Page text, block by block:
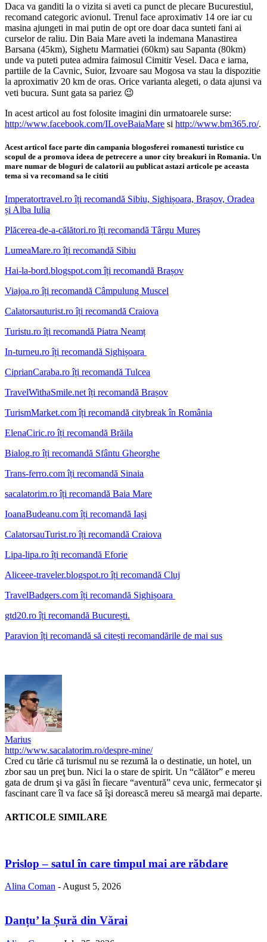
Daca va ganditi la o vizita si aveti ca punct de plecare Bucurestiul,
recomand categoric avionul. Trenul face aproximativ 14 ore iar cu
masina ajungeti in mai putin de opt ore doar daca sunteti fani ai
curselor de raliu. Din Baia Mare aveti la indemana Manastirea
Barsana (45km), Sighetu Marmatiei (60km) sau Sapanta (80km)
unde va puteti putea admira faimosul Cimitir Vesel. Daca e iarna,
partiile de la Cavnic, Suior, Izvoare sau Mogosa va stau la dispozitie
la aproximativ 20 km de oras. Orice varianta alegeti, o data ajunsi va
veti bucura. Sunt gata sa pariez 😉
In acest articol au fost folosite imagini din urmatoarele surse:
http://www.facebook.com/ILoveBaiaMare si http://www.bm365.ro/.
Acest articol face parte din campania blogosferei romanesti turistice cu
scopul de a promova ideea de petrecere a unor city breakuri in Romania. Un
mare numar de bloguri de calatorii au publicat astazi articole pe aceasta
tema si va recomand sa le cititi
Imperatortravel.ro îți recomandă Sibiu, Sighișoara, Brașov, Oradea
și Alba Iulia
Plăcerea-de-a-călători.ro îți recomandă Târgu Mureș
LumeaMare.ro îți recomandă Sibiu
Hai-la-bord.blogspot.com îți recomandă Brașov
Viajoa.ro îți recomandă Câmpulung Muscel
Calatorsauturist.ro îți recomandă Craiova
Turistu.ro îți recomandă Piatra Neamț
In-turneu.ro îți recomandă Sighișoara
CiprianCaraba.ro îți recomandă Tulcea
TravelWithaSmile.net îți recomandă Brașov
TurismMarket.com îți recomandă citybreak în România
ElenaCiric.ro îți recomandă Brăila
Bialog.ro îți recomandă Sfântu Gheorghe
Trans-ferro.com îți recomandă Sinaia
sacalatorim.ro îți recomandă Baia Mare
IoanaBudeanu.com îți recomandă Iași
CalatorsauTurist.ro îți recomandă Craiova
Lipa-lipa.ro îți recomandă Eforie
Aliceee-traveler.blogspot.ro îți recomandă Cluj
TravelBadgers.com îți recomandă Sighișoara
gtd20.ro îți recomandă București.
Paravion îți recomandă să citești recomandările de mai sus
Marius
http://www.sacalatorim.ro/despre-mine/
Cred cu tărie că turismul nu se rezumă la o destinatie, un hotel, un
zbor sau un preţ bun. Nici la o stare de spirit. Un “călător” e mereu
gata de drum şi va găsi în fiecare “aventură” ceva unic, fermecator şi
fascinant care îl va face să îşi dorească mereu să meargă mai departe.
ARTICOLE SIMILARE
Prislop – satul în care timpul mai are răbdare
Alina Coman - August 5, 2026
Danțu’ la Șură din Vărai